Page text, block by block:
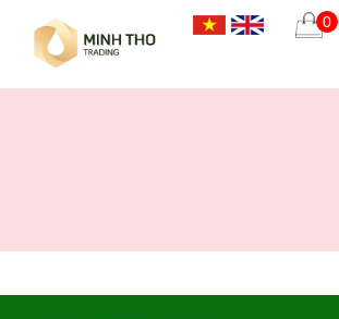
0